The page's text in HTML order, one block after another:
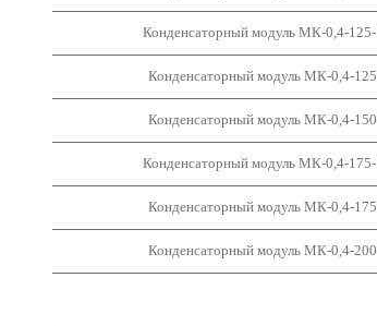
Конденсаторный модуль МК-0,4-
Конденсаторный модуль МК-0,4-
Конденсаторный модуль МК-0,4-
Конденсаторный модуль МК-0,4-
Конденсаторный модуль МК-0,4-
Конденсаторный модуль МК-0,4-